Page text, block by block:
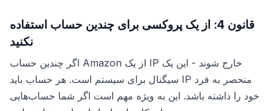
قانون 4: از یک پروکسی برای چندین حساب استفاده
نکنید
اگر چندین حساب Amazon از یک IP خارج شوند - این یک
سیگنال برای سیستم است. هر حساب باید IP منحصر به فرد
خود را داشته باشد. این به ویژه مهم است اگر شما حساب‌هایی